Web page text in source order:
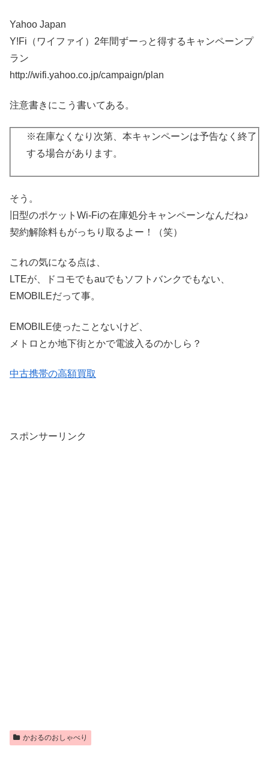
Yahoo Japan
Y!Fi（ワイファイ）2年間ずーっと得するキャンペーンプ
ラン
http://wifi.yahoo.co.jp/campaign/plan
注意書きにこう書いてある。
※在庫なくなり次第、本キャンペーンは予告なく終了
する場合があります。
そう。
旧型のポケットWi-Fiの在庫処分キャンペーンなんだね♪
契約解除料もがっちり取るよー！（笑）
これの気になる点は、
LTEが、ドコモでもauでもソフトバンクでもない、
EMOBILEだって事。
EMOBILE使ったことないけど、
メトロとか地下街とかで電波入るのかしら？
中古携帯の高額買取
スポンサーリンク
かおるのおしゃべり